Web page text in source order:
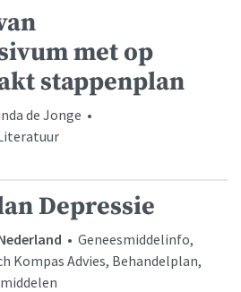
met op
stappenplan
de Jonge •
Depressie
• Geneesmiddelinfo,
Kompas Advies, Behandelplan,